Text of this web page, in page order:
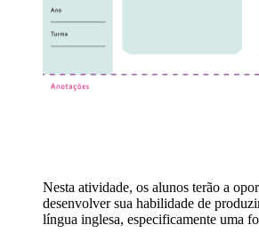
Nesta atividade, os alunos terão a
desenvolver sua habilidade de
língua inglesa, especificamente uma